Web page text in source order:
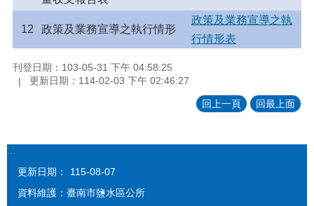
12 政策及業務宣導之執行情形
政策及業務宣導之執
行情形表
刊登日期：103-05-31 下午 04:58:25
更新日期：114-02-03 下午 02:46:27
回上一頁 回最上面
:::
更新日期：
115-08-07
資料維護：臺南市鹽水區公所